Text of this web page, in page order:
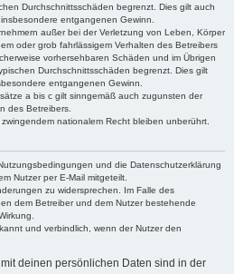
Durchschnittsschäden begrenzt. Dies gilt auch
entgangenen Gewinn.
außer bei der Verletzung von Leben, Körper
oder grob fahrlässigem Verhalten des Betreibers
vorhersehbaren Schäden und im Übrigen
Durchschnittsschäden begrenzt. Dies gilt
entgangenen Gewinn.
a bis c gilt sinngemäß auch zugunsten der
des Betreibers.
nationalem Recht bleiben unberührt.
und die Datenschutzerklärung
Nutzer per E-Mail mitgeteilt.
zu widersprechen. Im Falle des
dem Betreiber und dem Nutzer bestehende
und verbindlich, wenn der Nutzer den
deinen persönlichen Daten sind in der